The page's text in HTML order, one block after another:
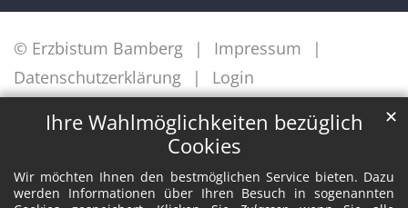
Ihre Wahlmöglichkeiten bezüglich
Cookies
Wir möchten Ihnen den bestmöglichen Service bieten. Dazu
werden Informationen über Ihren Besuch in sogenannten
✕
© Erzbistum Bamberg
Impressum
Datenschutzerklärung
Login